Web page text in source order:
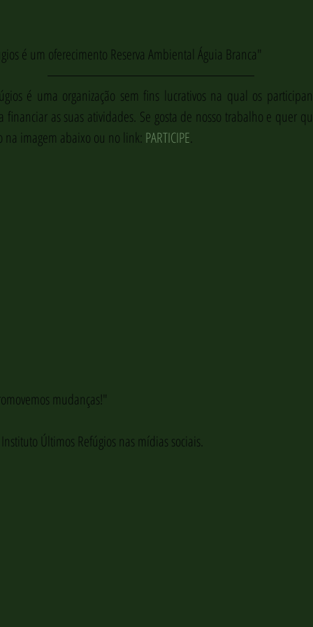
é um oferecimento Reserva Ambiental Águia Branca"
é uma organização sem fins lucrativos na qual os
financiar as suas atividades. Se gosta de nosso trabalho e quer
na imagem abaixo ou no link: PARTICIPE.
mudanças!"
Últimos Refúgios nas mídias sociais.